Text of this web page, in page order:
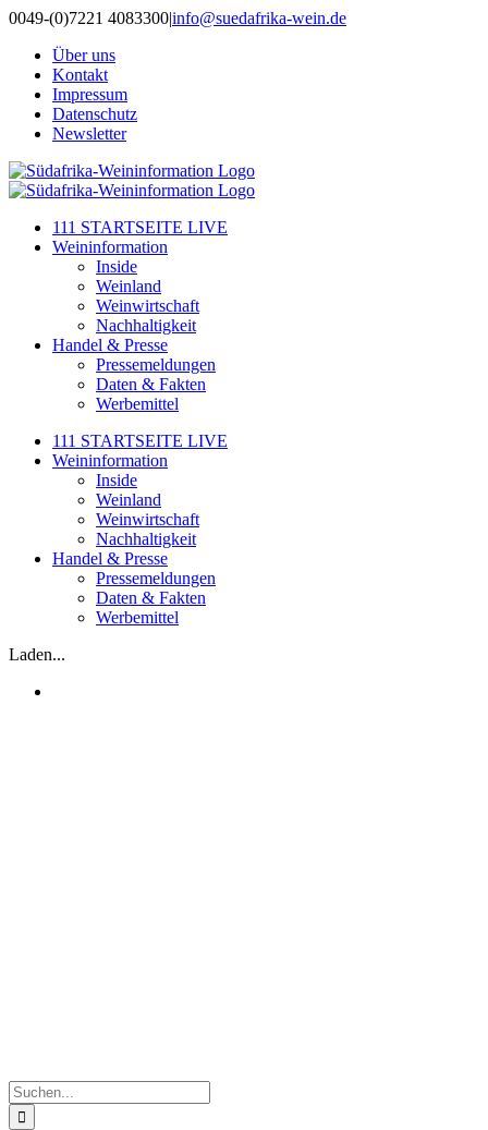
Zum
springen
0049-(0)7221 4083300|info@suedafrika-wein.de
Über uns
Kontakt
Impressum
Datenschutz
Newsletter
111 STARTSEITE LIVE
Weininformation
Inside
Weinland
Weinwirtschaft
Nachhaltigkeit
Handel & Presse
Pressemeldungen
Daten & Fakten
Werbemittel
111 STARTSEITE LIVE
Weininformation
Inside
Weinland
Weinwirtschaft
Nachhaltigkeit
Handel & Presse
Pressemeldungen
Daten & Fakten
Werbemittel
Laden...
Suche
nach: